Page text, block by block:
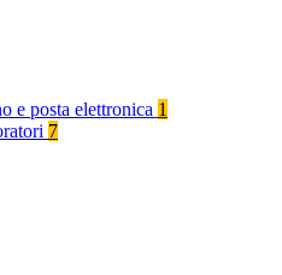
e posta elettronica 1
7